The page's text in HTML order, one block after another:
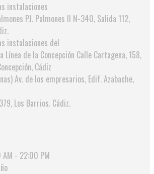
instalaciones
P.I. Palmones II N-340, Salida 112,
instalaciones del
Línea de la Concepción Calle Cartagena, 158,
Cádiz
Av. de los empresarios, Edif. Azabache,
Los Barrios. Cádiz.
- 22:00 PM